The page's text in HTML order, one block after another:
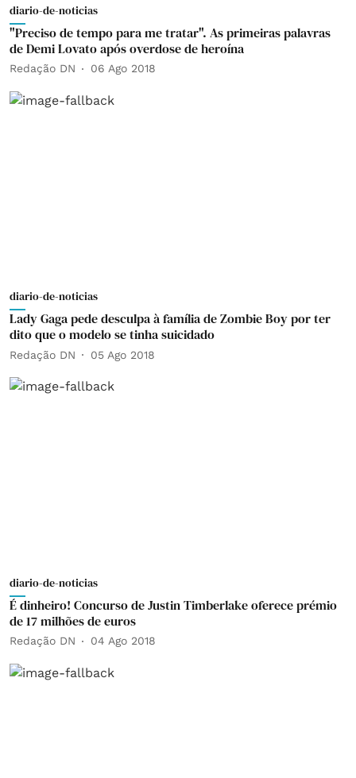
diario-de-noticias
"Preciso de tempo para me tratar". As primeiras palavras
de Demi Lovato após overdose de heroína
Redação DN 06 Ago 2018
diario-de-noticias
Lady Gaga pede desculpa à família de Zombie Boy por ter
dito que o modelo se tinha suicidado
Redação DN 05 Ago 2018
diario-de-noticias
É dinheiro! Concurso de Justin Timberlake oferece prémio
de 17 milhões de euros
Redação DN 04 Ago 2018